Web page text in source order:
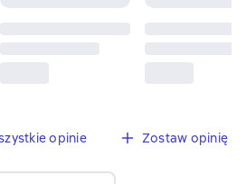
opinie Zostaw opinię